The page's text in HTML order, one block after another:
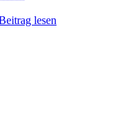
lesen